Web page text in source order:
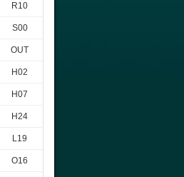
R10
S00
OUT
H02
H07
H24
L19
O16